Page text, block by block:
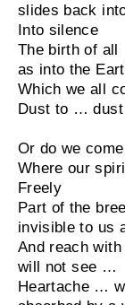
slides back
Into silence
The birth of all
as into the
Which we all
Dust to … dust
Or do we
Where our
Freely
Part of the
invisible to us
And reach
will not see …
Heartache …